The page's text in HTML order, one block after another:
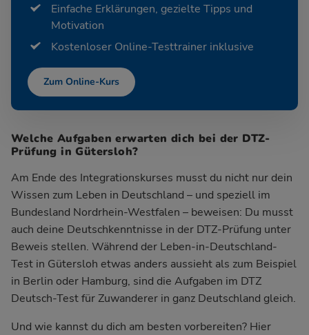
Einfache Erklärungen, gezielte Tipps und
Motivation
Kostenloser Online-Testtrainer inklusive
Zum Online-Kurs
Welche Aufgaben erwarten dich bei der DTZ-
Prüfung in Gütersloh?
Am Ende des Integrationskurses musst du nicht nur dein
Wissen zum Leben in Deutschland – und speziell im
Bundesland Nordrhein-Westfalen – beweisen: Du musst
auch deine Deutschkenntnisse in der DTZ-Prüfung unter
Beweis stellen. Während der Leben-in-Deutschland-
Test in Gütersloh etwas anders aussieht als zum Beispiel
in Berlin oder Hamburg, sind die Aufgaben im DTZ
Deutsch-Test für Zuwanderer in ganz Deutschland gleich.
Und wie kannst du dich am besten vorbereiten? Hier